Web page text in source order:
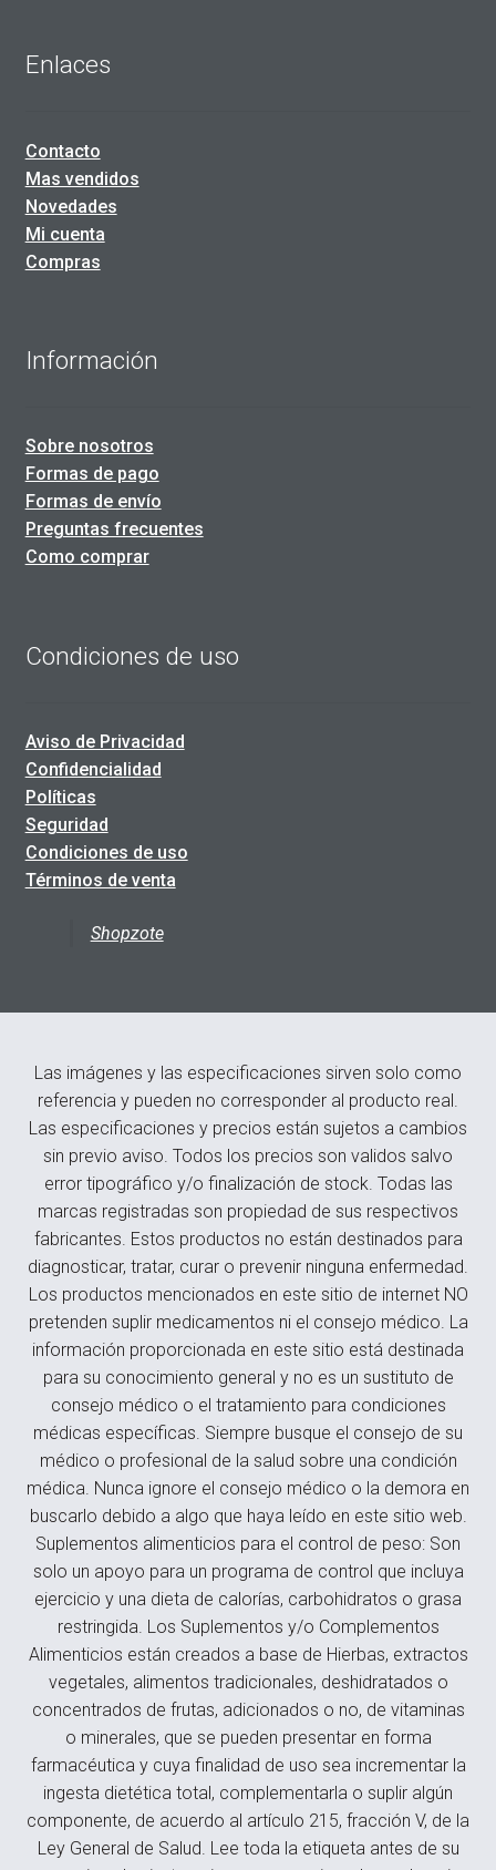
Enlaces
Contacto
Mas vendidos
Novedades
Mi cuenta
Compras
Información
Sobre nosotros
Formas de pago
Formas de envío
Preguntas frecuentes
Como comprar
Condiciones de uso
Aviso de Privacidad
Confidencialidad
Políticas
Seguridad
Condiciones de uso
Términos de venta
Shopzote
Las imágenes y las especificaciones sirven solo como
referencia y pueden no corresponder al producto real.
Las especificaciones y precios están sujetos a cambios
sin previo aviso. Todos los precios son validos salvo
error tipográfico y/o finalización de stock. Todas las
marcas registradas son propiedad de sus respectivos
fabricantes. Estos productos no están destinados para
diagnosticar, tratar, curar o prevenir ninguna enfermedad.
Los productos mencionados en este sitio de internet NO
pretenden suplir medicamentos ni el consejo médico. La
información proporcionada en este sitio está destinada
para su conocimiento general y no es un sustituto de
consejo médico o el tratamiento para condiciones
médicas específicas. Siempre busque el consejo de su
médico o profesional de la salud sobre una condición
médica. Nunca ignore el consejo médico o la demora en
buscarlo debido a algo que haya leído en este sitio web.
Suplementos alimenticios para el control de peso: Son
solo un apoyo para un programa de control que incluya
ejercicio y una dieta de calorías, carbohidratos o grasa
restringida. Los Suplementos y/o Complementos
Alimenticios están creados a base de Hierbas, extractos
vegetales, alimentos tradicionales, deshidratados o
concentrados de frutas, adicionados o no, de vitaminas
o minerales, que se pueden presentar en forma
farmacéutica y cuya finalidad de uso sea incrementar la
ingesta dietética total, complementarla o suplir algún
componente, de acuerdo al artículo 215, fracción V, de la
Ley General de Salud. Lee toda la etiqueta antes de su